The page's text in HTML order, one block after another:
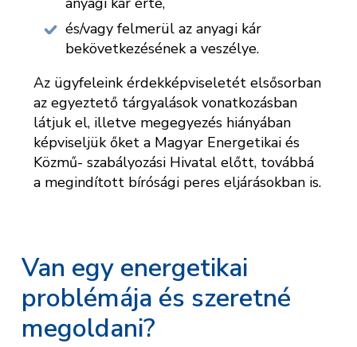
és/vagy felmerül az anyagi kár
bekövetkezésének a veszélye.
Az ügyfeleink érdekképviseletét elsősorban
az egyeztető tárgyalások vonatkozásban
látjuk el, illetve megegyezés hiányában
képviseljük őket a Magyar Energetikai és
Közmű- szabályozási Hivatal előtt, továbbá
a megindított bírósági peres eljárásokban is.
Van egy energetikai
problémája és szeretné
megoldani?